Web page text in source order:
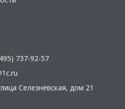
737-92-57
Селезнёвская, дом 21